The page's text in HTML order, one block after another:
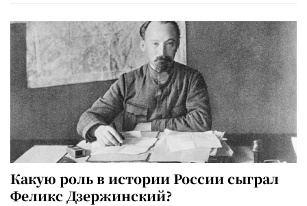
Какую роль в истории России сыграл
Феликс Дзержинский?